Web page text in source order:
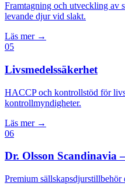
Framtagning och utveckling av
levande djur vid slakt.
Läs mer →
05
Livsmedelssäkerhet
HACCP och kontrollstöd för
kontrollmyndigheter.
Läs mer →
06
Dr. Olsson Scandinavia
Premium sällskapsdjurstillbehör